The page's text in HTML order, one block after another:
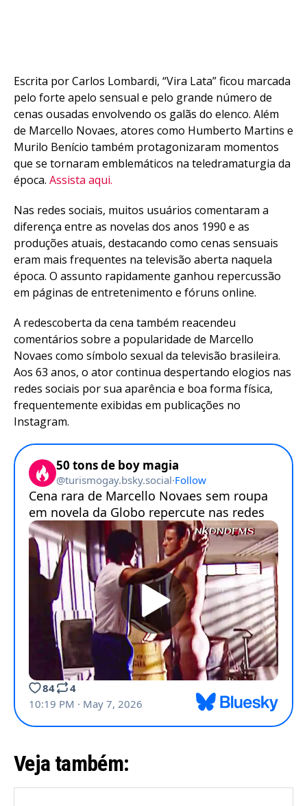
Escrita por Carlos Lombardi, “Vira Lata” ficou marcada
pelo forte apelo sensual e pelo grande número de
cenas ousadas envolvendo os galãs do elenco. Além
de Marcello Novaes, atores como Humberto Martins e
Murilo Benício também protagonizaram momentos
que se tornaram emblemáticos na teledramaturgia da
época. Assista aqui.
Nas redes sociais, muitos usuários comentaram a
diferença entre as novelas dos anos 1990 e as
produções atuais, destacando como cenas sensuais
eram mais frequentes na televisão aberta naquela
época. O assunto rapidamente ganhou repercussão
em páginas de entretenimento e fóruns online.
A redescoberta da cena também reacendeu
comentários sobre a popularidade de Marcello
Novaes como símbolo sexual da televisão brasileira.
Aos 63 anos, o ator continua despertando elogios nas
redes sociais por sua aparência e boa forma física,
frequentemente exibidas em publicações no
Instagram.
Veja também: